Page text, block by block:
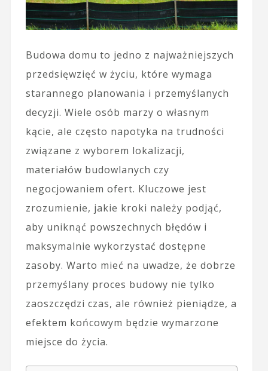
Budowa domu to jedno z najważniejszych
przedsięwzięć w życiu, które wymaga
starannego planowania i przemyślanych
decyzji. Wiele osób marzy o własnym
kącie, ale często napotyka na trudności
związane z wyborem lokalizacji,
materiałów budowlanych czy
negocjowaniem ofert. Kluczowe jest
zrozumienie, jakie kroki należy podjąć,
aby uniknąć powszechnych błędów i
maksymalnie wykorzystać dostępne
zasoby. Warto mieć na uwadze, że dobrze
przemyślany proces budowy nie tylko
zaoszczędzi czas, ale również pieniądze, a
efektem końcowym będzie wymarzone
miejsce do życia.